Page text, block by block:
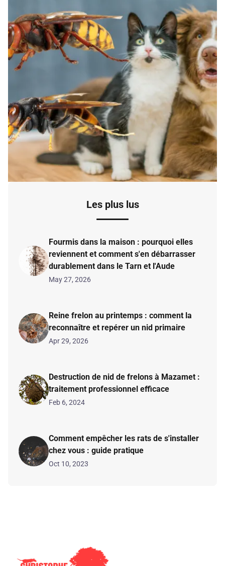
Les plus lus
Fourmis dans la maison : pourquoi elles
reviennent et comment s'en débarrasser
durablement dans le Tarn et l'Aude
May 27, 2026
Reine frelon au printemps : comment la
reconnaître et repérer un nid primaire
Apr 29, 2026
Destruction de nid de frelons à Mazamet :
traitement professionnel efficace
Feb 6, 2024
Comment empêcher les rats de s'installer
chez vous : guide pratique
Oct 10, 2023